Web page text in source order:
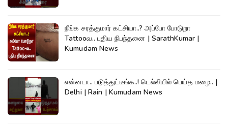
நீங்க சரத்குமார் கட்சியா..? அப்போ போடுறா
Tattooவ.. புதிய நிபந்தனை | SarathKumar |
Kumudam News
என்னடா.. படுத்துட்டீங்க..! டெல்லியில் பெய்த மழை.. |
Delhi | Rain | Kumudam News